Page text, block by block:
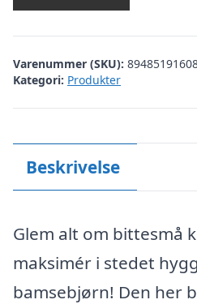
Varenummer (SKU):
Kategori: Produkter
Beskrivelse
Glem alt om bittesmå
maksimér i stedet
bamsebjørn! Den her